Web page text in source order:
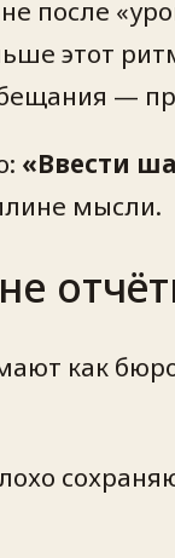
после
этот
—
«Ввести
мысли.
как